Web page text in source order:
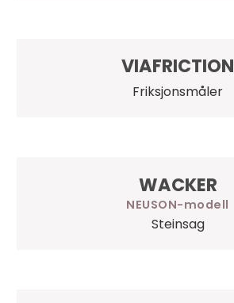
VIAFRICTION
Friksjonsmåler
WACKER
NEUSON
Steinsag